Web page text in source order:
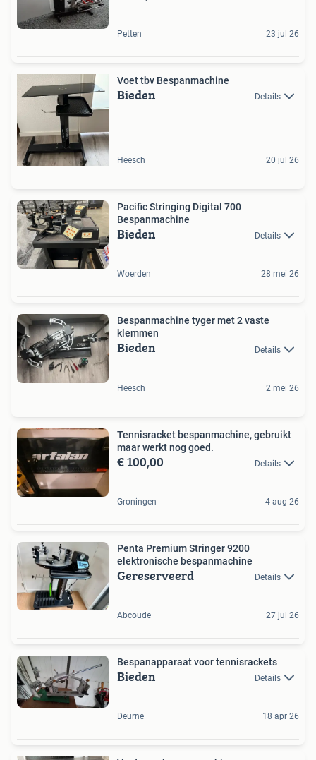
Petten 23 jul 26
Voet tbv Bespanmachine
Bieden Details
Heesch 20 jul 26
Pacific Stringing Digital 700
Bespanmachine
Bieden Details
Woerden 28 mei 26
Bespanmachine tyger met 2 vaste
klemmen
Bieden Details
Heesch 2 mei 26
Tennisracket bespanmachine, gebruikt
maar werkt nog goed.
€ 100,00 Details
Groningen 4 aug 26
Penta Premium Stringer 9200
elektronische bespanmachine
Gereserveerd Details
Abcoude 27 jul 26
Bespanapparaat voor tennisrackets
Bieden Details
Deurne 18 apr 26